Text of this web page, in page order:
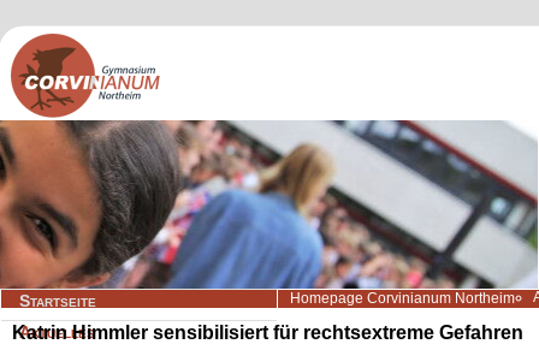
Navigation
überspringen
Startseite
Aktuelles
Homepage Corvinianum Northeim
Katrin Himmler sensibilisiert für rechtsextreme Gefahren